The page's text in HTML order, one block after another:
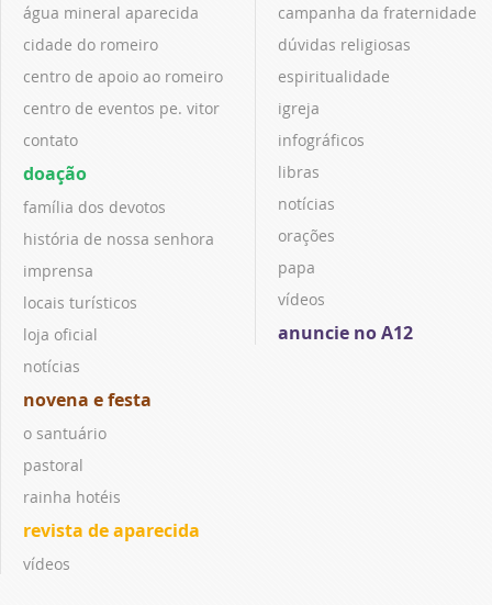
água mineral aparecida
cidade do romeiro
centro de apoio ao romeiro
centro de eventos pe. vitor
contato
doação
família dos devotos
história de nossa senhora
imprensa
locais turísticos
loja oficial
notícias
novena e festa
o santuário
pastoral
rainha hotéis
revista de aparecida
vídeos
campanha da fraternidade
dúvidas religiosas
espiritualidade
igreja
infográficos
libras
notícias
orações
papa
vídeos
anuncie no A12